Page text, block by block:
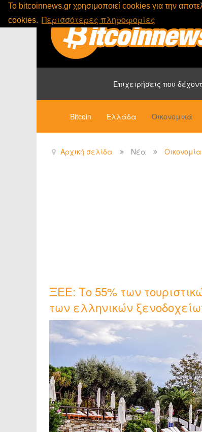
To bitcoinnews.gr χρησιμοποιεί cookies για την
cookies. Περισσότερες πληροφορίες
Επιχειρήσεις που
Bitcoin Ελλάδα Οικονομικά
Αρχική σελίδα Νέα Οικονομία
ΞΕΕ: Το 55% των
των ελληνικών